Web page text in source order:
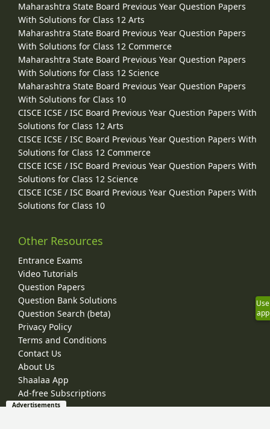
Maharashtra State Board Previous Year Question Papers
With Solutions for Class 12 Arts
Maharashtra State Board Previous Year Question Papers
With Solutions for Class 12 Commerce
Maharashtra State Board Previous Year Question Papers
With Solutions for Class 12 Science
Maharashtra State Board Previous Year Question Papers
With Solutions for Class 10
CISCE ICSE / ISC Board Previous Year Question Papers With
Solutions for Class 12 Arts
CISCE ICSE / ISC Board Previous Year Question Papers With
Solutions for Class 12 Commerce
CISCE ICSE / ISC Board Previous Year Question Papers With
Solutions for Class 12 Science
CISCE ICSE / ISC Board Previous Year Question Papers With
Solutions for Class 10
Other Resources
Entrance Exams
Video Tutorials
Question Papers
Question Bank Solutions
Question Search (beta)
Privacy Policy
Terms and Conditions
Contact Us
About Us
Shaalaa App
Ad-free Subscriptions
Use
app
Advertisements